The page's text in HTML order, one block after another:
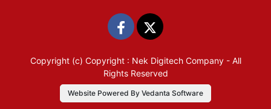
Copyright (c) Copyright : Nek Digitech Company- All
Rights Reserved
Website Powered By Vedanta Software